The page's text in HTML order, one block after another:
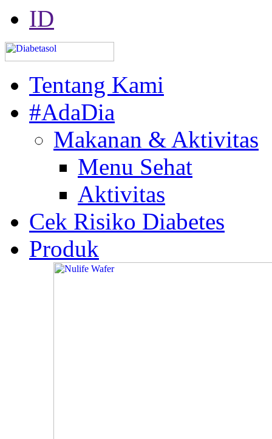
ID
Tentang Kami
#AdaDia
Makanan & Aktivitas
Menu Sehat
Aktivitas
Cek Risiko Diabetes
Produk